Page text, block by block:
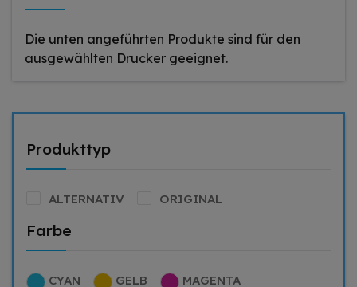
Die unten angeführten Produkte sind für den
ausgewählten Drucker geeignet.
Produkttyp
ALTERNATIV ORIGINAL
Farbe
CYAN GELB
MAGENTA